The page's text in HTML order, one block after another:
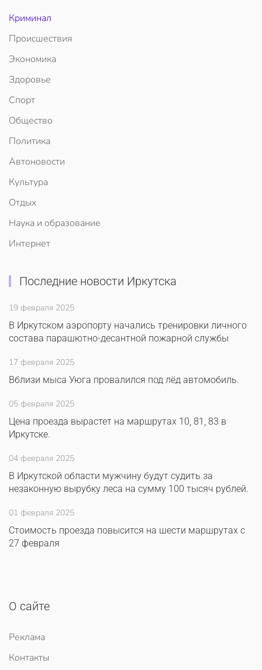
Криминал
Происшествия
Экономика
Здоровье
Спорт
Общество
Политика
Автоновости
Культура
Отдых
Наука и образование
Интернет
Последние новости Иркутска
19 февраля 2025
В Иркутском аэропорту начались тренировки личного
состава парашютно-десантной пожарной службы
17 февраля 2025
Вблизи мыса Уюга провалился под лёд автомобиль.
05 февраля 2025
Цена проезда вырастет на маршрутах 10, 81, 83 в
Иркутске.
04 февраля 2025
В Иркутской области мужчину будут судить за
незаконную вырубку леса на сумму 100 тысяч рублей.
01 февраля 2025
Стоимость проезда повысится на шести маршрутах с
27 февраля
О сайте
Реклама
Контакты